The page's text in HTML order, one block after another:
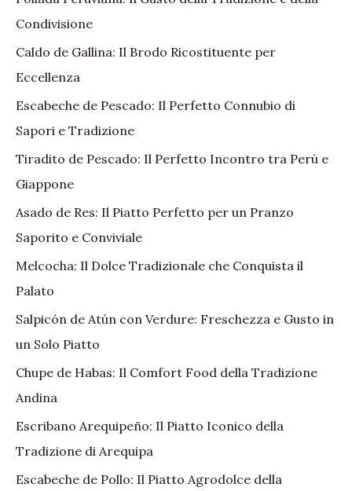
Condivisione
Caldo de Gallina: Il Brodo Ricostituente per
Eccellenza
Escabeche de Pescado: Il Perfetto Connubio di
Sapori e Tradizione
Tiradito de Pescado: Il Perfetto Incontro tra Perù e
Giappone
Asado de Res: Il Piatto Perfetto per un Pranzo
Saporito e Conviviale
Melcocha: Il Dolce Tradizionale che Conquista il
Palato
Salpicón de Atún con Verdure: Freschezza e Gusto in
un Solo Piatto
Chupe de Habas: Il Comfort Food della Tradizione
Andina
Escribano Arequipeño: Il Piatto Iconico della
Tradizione di Arequipa
Escabeche de Pollo: Il Piatto Agrodolce della